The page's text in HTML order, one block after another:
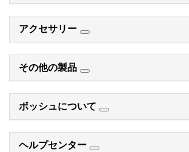
アクセサリー
その他の製品
ボッシュについて
ヘルプセンター